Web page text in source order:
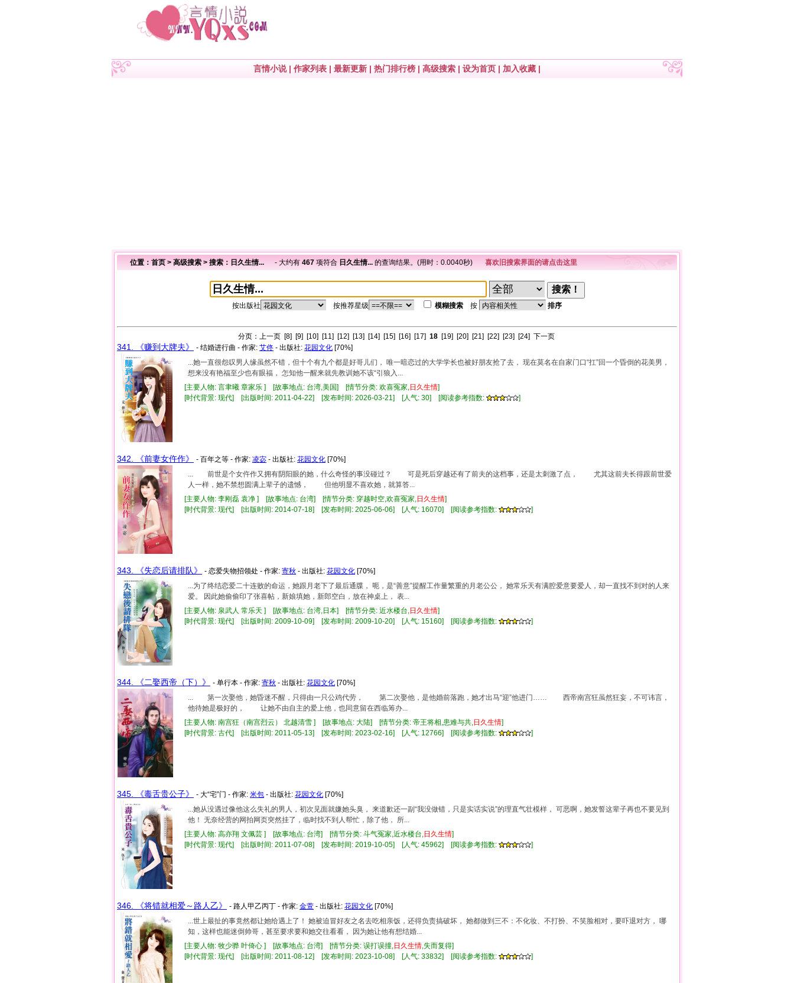
言情小说| 作家列表 | 最新更新 | 热门排行榜 | 高级搜索 | 设为首页 | 加入收藏 |
位置： 首页 > 高级搜索 > 搜索：日久生情... - 大约有 467 项符合 日久生情... 的查询结果。(用时：0.0040秒) 喜欢旧搜索界面的请点击这里
按出版社 按推荐星级 模糊搜索 按 排序
分页： 上一页 [8] [9] [10] [11] [12] [13] [14] [15] [16] [17] 18 [19] [20] [21] [22] [23] [24] 下一页
341. 《赚到大牌夫》 - 结婚进行曲 - 作家: 艾佟 - 出版社: 花园文化 [70%]
...她一直很怨叹男人缘虽然不错，但十个有九个都是好哥儿们， 唯一暗恋过的大学学长也被好朋友抢了去， 现在莫名在自家门口“扛”回一个昏倒的花美男，
想来没有艳福至少也有眼福， 怎知他一醒来就先教训她不该“引狼入...
[主要人物: 言聿曦 章家乐 ] [故事地点: 台湾,美国] [情节分类: 欢喜冤家, 日久 生情]
[时代背景: 现代] [出版时间: 2011-04-22] [发布时间: 2026-03-21] [人气: 30] [阅读参考指数:
]
342. 《前妻女仵作》 - 百年之等 - 作家: 凌宓 - 出版社: 花园文化 [70%]
... 前世是个女仵作又拥有阴阳眼的她，什么奇怪的事没碰过？ 可是死后穿越还有了前夫的这档事，还是太刺激了点， 尤其这前夫长得跟前世爱
人一样，她不禁想圆满上辈子的遗憾， 但他明显不喜欢她，就算答...
[主要人物: 李刚磊 袁净 ] [故事地点: 台湾] [情节分类: 穿越时空,欢喜冤家, 日久 生情]
[时代背景: 现代] [出版时间: 2014-07-18] [发布时间: 2025-06-06] [人气: 16070] [阅读参考指数:
]
343. 《失恋后请排队》 - 恋爱失物招领处 - 作家: 寄秋 - 出版社: 花园文化 [70%]
...为了终结恋爱二十连败的命运，她跟月老下了最后通牒， 呃，是“善意”提醒工作量繁重的月老公公， 她常乐天有满腔爱意要爱人，却一直找不到对的人来
爱。 因此她偷偷印了张喜帖，新娘填她，新郎空白，放在神桌上， 表...
[主要人物: 泉武人 常乐天 ] [故事地点: 台湾,日本] [情节分类: 近水楼台, 日久 生情]
[时代背景: 现代] [出版时间: 2009-10-09] [发布时间: 2009-10-20] [人气: 15160] [阅读参考指数:
]
344. 《二娶西帝（下）》 - 单行本 - 作家: 寄秋 - 出版社: 花园文化 [70%]
... 第一次娶他，她昏迷不醒，只得由一只公鸡代劳， 第二次娶他，是他婚前落跑，她才出马“迎”他进门…… 西帝南宫狂虽然狂妄，不可讳言，
他待她是极好的， 让她不由自主的爱上他，也同意留在西临筹办...
[主要人物: 南宫狂（南宫烈云） 北越清雪 ] [故事地点: 大陆] [情节分类: 帝王将相,患难与共, 日久 生情]
[时代背景: 古代] [出版时间: 2011-05-13] [发布时间: 2023-02-16] [人气: 12766] [阅读参考指数:
]
345. 《毒舌贵公子》 - 大“宅”门 - 作家: 米包 - 出版社: 花园文化 [70%]
...她从没遇过像他这么失礼的男人，初次见面就嫌她头臭， 来道歉还一副“我没做错，只是实话实说”的理直气壮模样， 可恶啊，她发誓这辈子再也不要见到
他！ 无奈经营的网拍网页突然挂了，临时找不到人帮忙，除了他， 所...
[主要人物: 高亦翔 文佩芸 ] [故事地点: 台湾] [情节分类: 斗气冤家,近水楼台, 日久 生情]
[时代背景: 现代] [出版时间: 2011-07-08] [发布时间: 2019-10-05] [人气: 45962] [阅读参考指数:
]
346. 《将错就相爱～路人乙》 - 路人甲乙丙丁 - 作家: 金萱 - 出版社: 花园文化 [70%]
...世上最扯的事竟然都让她给遇上了！ 她被迫冒好友之名去吃相亲饭，还得负责搞破坏， 她都做到三不：不化妆、不打扮、不笑脸相对，要吓退对方， 哪
知，这样也能迷倒帅哥，甚至要求要和她交往看看， 因为她让他有想结婚...
[主要人物: 牧少骅 叶倚心 ] [故事地点: 台湾] [情节分类: 误打误撞, 日久 生情 ,失而复得]
[时代背景: 现代] [出版时间: 2011-08-12] [发布时间: 2023-10-08] [人气: 33832] [阅读参考指数:
]